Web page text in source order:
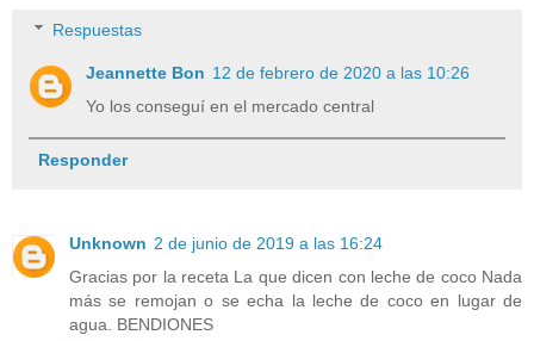
Respuestas
Jeannette Bon 12 de febrero de 2020 a las 10:26
Yo los conseguí en el mercado central
Responder
Unknown 2 de junio de 2019 a las 16:24
Gracias por la receta La que dicen con leche de coco Nada
más se remojan o se echa la leche de coco en lugar de
agua. BENDIONES